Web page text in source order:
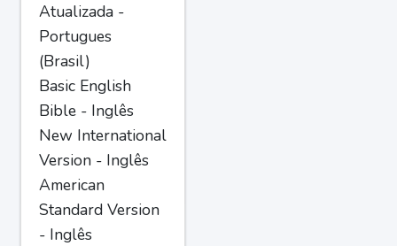
Atualizada -
Portugues
(Brasil)
Basic English
Bible - Inglês
New International
Version - Inglês
American
Standard Version
- Inglês